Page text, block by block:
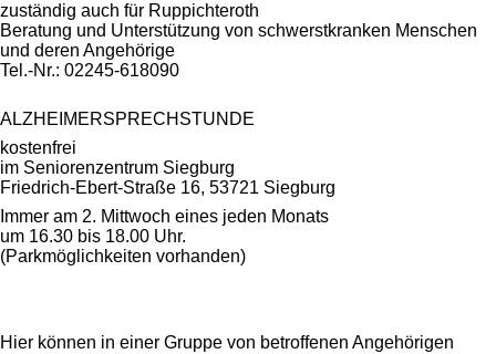
zuständig auch für Ruppichteroth
Beratung und Unterstützung von schwerstkranken Menschen
und deren Angehörige
Tel.-Nr.: 02245-618090
ALZHEIMERSPRECHSTUNDE
kostenfrei
im Seniorenzentrum Siegburg
Friedrich-Ebert-Straße 16, 53721 Siegburg
Immer am 2. Mittwoch eines jeden Monats
um 16.30 bis 18.00 Uhr.
(Parkmöglichkeiten vorhanden)
Hier können in einer Gruppe von betroffenen Angehörigen